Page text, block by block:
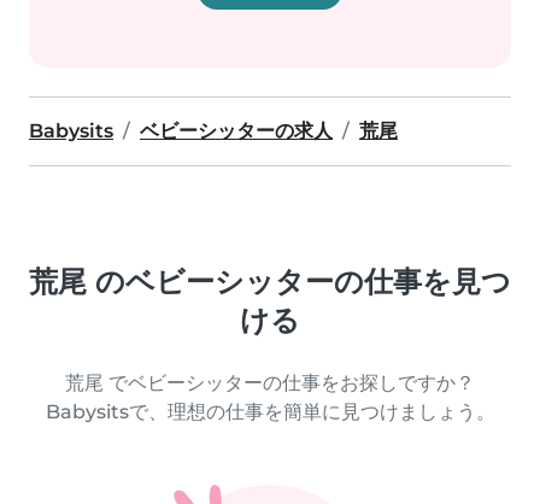
Babysits ベビーシッターの求人 荒尾
荒尾 のベビーシッターの仕事を見つ
ける
荒尾 でベビーシッターの仕事をお探しですか？
Babysitsで、理想の仕事を簡単に見つけましょう。